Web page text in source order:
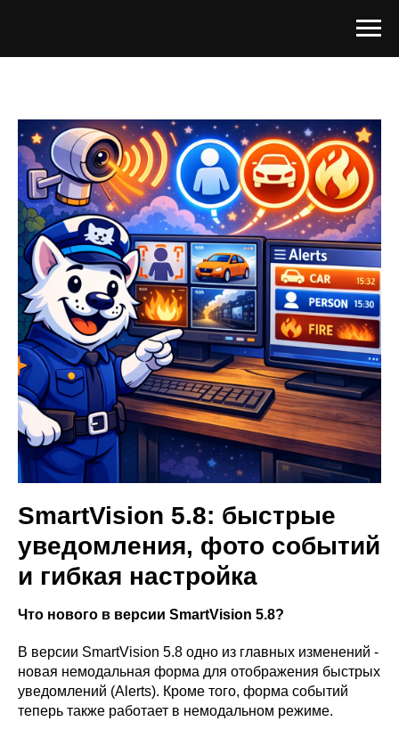
SmartVision 5.8: быстрые
уведомления, фото событий
и гибкая настройка
Что нового в версии SmartVision 5.8?
В версии SmartVision 5.8 одно из главных изменений -
новая немодальная форма для отображения быстрых
уведомлений (Alerts). Кроме того, форма событий
теперь также работает в немодальном режиме.